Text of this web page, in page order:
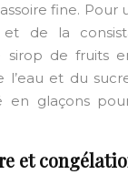
fine. Pour
et de la
sirop de fruits
l’eau et du
en glaçons
et